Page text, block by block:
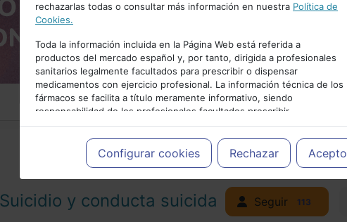
Accede o regístrate con tu email.
Cancelar
rechazarlas todas o consultar más información en nuestra Política de
Cookies.
Toda la información incluida en la Página Web está referida a
productos del mercado español y, por tanto, dirigida a profesionales
sanitarios legalmente facultados para prescribir o dispensar
medicamentos con ejercicio profesional. La información técnica de los
fármacos se facilita a título meramente informativo, siendo
responsabilidad de los profesionales facultados prescribir
medicamentos y decidir, en cada caso concreto, el tratamiento más
adecuado a las necesidades del paciente.
Configurar cookies Rechazar Acepto
PUBLICIDAD
Suicidio y conducta suicida Seguir 113